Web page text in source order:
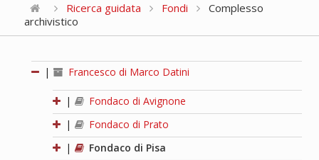
Ricerca guidata Fondi
Complesso
archivistico
| Francesco di Marco Datini
|
Fondaco di Avignone
|
Fondaco di Prato
|
Fondaco di Pisa